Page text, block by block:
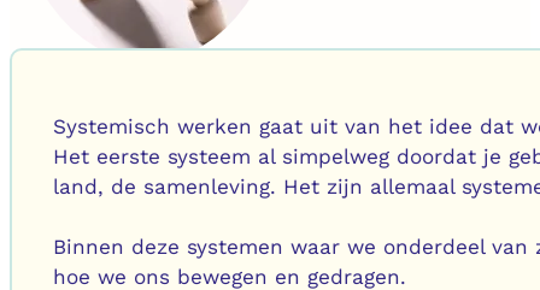
Systemisch werken gaat uit van het idee dat
Het eerste systeem al simpelweg doordat je
land, de samenleving. Het zijn allemaal
Binnen deze systemen waar we onderdeel
hoe we ons bewegen en gedragen.